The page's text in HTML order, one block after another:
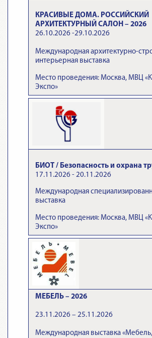
КРАСИВЫЕ ДОМА. РОССИЙСКИЙ
АРХИТЕКТУРНЫЙ САЛОН – 2026
26.10.2026 -29.10.2026
Международная архитектурно-
интерьерная выставка
Место проведения: Москва, МВЦ
Экспо»
БИОТ / Безопасность и охрана
17.11.2026 - 20.11.2026
Международная
выставка
Место проведения: Москва, МВЦ
Экспо»
МЕБЕЛЬ – 2026
23.11.2026 – 25.11.2026
Международная выставка